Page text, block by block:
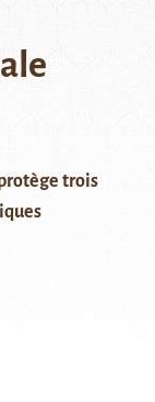
trois